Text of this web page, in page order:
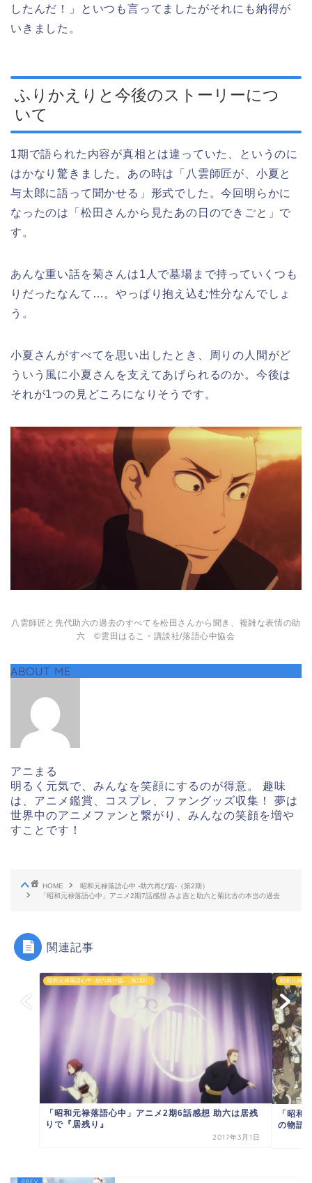
したんだ！」といつも言ってましたがそれにも納得が
いきました。
ふりかえりと今後のストーリーにつ
いて
1期で語られた内容が真相とは違っていた、というのに
はかなり驚きました。あの時は「八雲師匠が、小夏と
与太郎に語って聞かせる」形式でした。今回明らかに
なったのは「松田さんから見たあの日のできごと」で
す。
あんな重い話を菊さんは1人で墓場まで持っていくつも
りだったなんて…。やっぱり抱え込む性分なんでしょ
う。
小夏さんがすべてを思い出したとき、周りの人間がど
ういう風に小夏さんを支えてあげられるのか。今後は
それが1つの見どころになりそうです。
八雲師匠と先代助六の過去のすべてを松田さんから聞き、複雑な表情の助
六 ©雲田はるこ・講談社/落語心中協会
ABOUT ME
アニまる
明るく元気で、みんなを笑顔にするのが得意。 趣味
は、アニメ鑑賞、コスプレ、ファングッズ収集！ 夢は
世界中のアニメファンと繋がり、みんなの笑顔を増や
すことです！
HOME
昭和元禄落語心中 -助六再び篇-（第2期）
「昭和元禄落語心中」アニメ2期7話感想 みよ吉と助六と菊比古の本当の過去
関連記事
昭和元禄落語心中 -助六再び篇-（第2期）
「昭和元禄落語心中」アニメ2期6話感想 助六は居残
りで『居残り』
2017年3月1日
昭和元禄落
「昭
の物語